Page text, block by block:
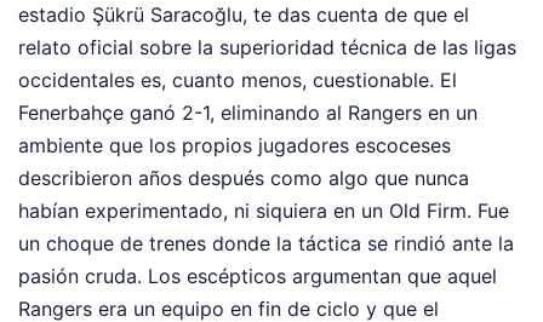
estadio Şükrü Saracoğlu, te das cuenta de que el
relato oficial sobre la superioridad técnica de las ligas
occidentales es, cuanto menos, cuestionable. El
Fenerbahçe ganó 2-1, eliminando al Rangers en un
ambiente que los propios jugadores escoceses
describieron años después como algo que nunca
habían experimentado, ni siquiera en un Old Firm. Fue
un choque de trenes donde la táctica se rindió ante la
pasión cruda. Los escépticos argumentan que aquel
Rangers era un equipo en fin de ciclo y que el